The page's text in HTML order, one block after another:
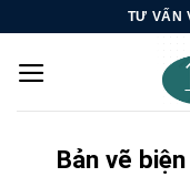
content
TƯ VẤN
Bản vẽ